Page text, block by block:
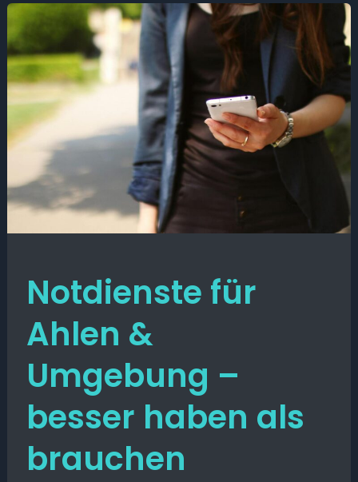
Notdienste für
Ahlen &
Umgebung –
besser haben als
brauchen